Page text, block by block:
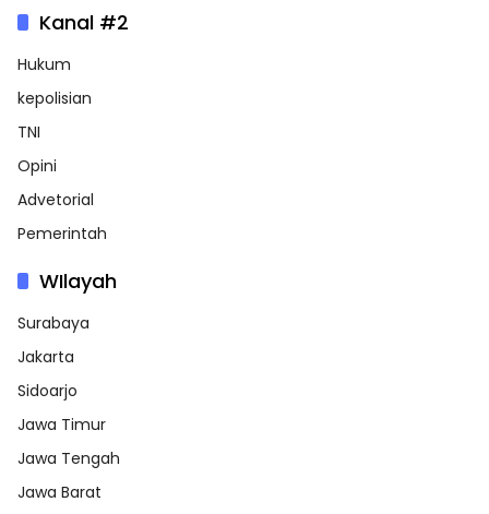
Kanal #2
Hukum
kepolisian
TNI
Opini
Advetorial
Pemerintah
WIlayah
Surabaya
Jakarta
Sidoarjo
Jawa Timur
Jawa Tengah
Jawa Barat